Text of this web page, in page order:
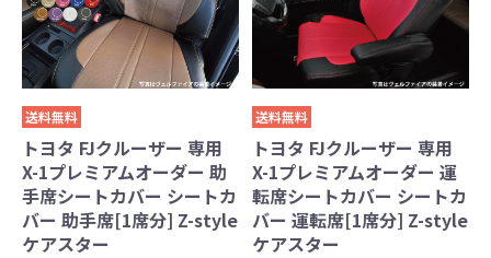
送料無料
トヨタ FJクルーザー 専用
X-1プレミアムオーダー 助
手席シートカバー シートカ
バー 助手席[1席分] Z-style
ケアスター
送料無料
トヨタ FJクルーザー 専用
X-1プレミアムオーダー 運
転席シートカバー シートカ
バー 運転席[1席分] Z-style
ケアスター